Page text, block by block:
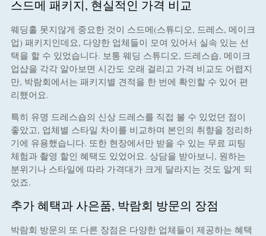
스드메 패키지, 현실적인 가격 비교
웨딩홀 못지않게 중요한 것이 스드메(스튜디오, 드레스, 메이크
업) 패키지인데요, 다양한 업체들이 모여 있어서 실속 있는 선
택을 할 수 있었습니다. 보통 웨딩 스튜디오, 드레스숍, 메이크
업샵을 각각 알아보면 시간도 오래 걸리고 가격 비교도 어렵지
만, 박람회에서는 패키지별 견적을 한 번에 확인할 수 있어 편
리했어요.
특히 유명 드레스숍의 신상 드레스를 직접 볼 수 있었던 점이
좋았고, 업체별 스타일 차이를 비교하며 본인의 취향을 정리하
기에 유용했습니다. 또한 현장에서만 받을 수 있는 무료 피팅
체험과 촬영 할인 혜택도 있었어요. 상담을 받아보니, 원하는
분위기나 스타일에 따라 가격대가 크게 달라지는 것도 알게 되
었죠.
추가 혜택과 사은품, 박람회 방문의 장점
박람회 방문의 또 다른 장점은 다양한 업체들이 제공하는 혜택